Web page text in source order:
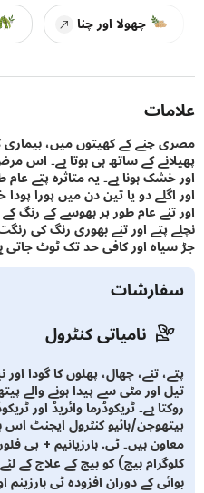
چھولا اور چنا
کے کھیتوں میں، بیماری کا
کے ساتھ ہی ہوتا ہے۔ اس مرض کی
ہونا ہے۔ یہ متاثرہ پتے عام طور
دو یا تین دن میں پورا پودا ختم
عام طور پر بھوسے کے رنگ کے ہوتے
اور تنے بھوری رنگ کی رنگت
اور کافی حد تک ٹوٹ جاتی ہے۔
نامیاتی کنٹرول
تنے، چھال، پھلوں کا گودا اور نیل
اور مٹی سے پیدا ہونے والے پیتھوجین
ہے۔ ٹریکوڈرما وائریڈ اور
بائیو کنٹرول ایجنٹ اس
بیج) کو بیج کے علاج کے لئے ایک